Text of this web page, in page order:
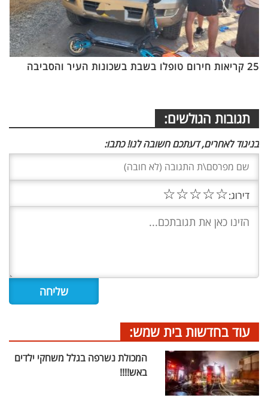
25 קריאות חירום טופלו בשבת בשכונות העיר והסביבה
תגובות הגולשים:
בניגוד לאחרים, דעתכם חשובה לנו! כתבו:
דירוג:☆
☆
☆
☆
☆
עוד בחדשות בית שמש:
המכולת נשרפה בגלל משחקי ילדים
באש!!!!